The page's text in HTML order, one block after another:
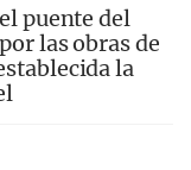
puente del
las obras de
la